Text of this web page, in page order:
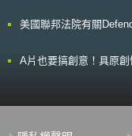
工智慧系統之開發、布建
定族群不受到歧視與偏見
美國聯邦法院有關
A片也要搞創意！具原